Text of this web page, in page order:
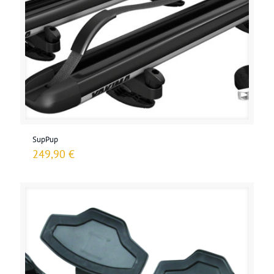
SupPup
249,90 €